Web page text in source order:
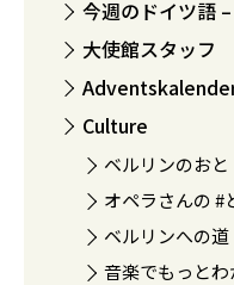
今週のドイツ語
大使館スタッフ
Culture
ベルリンのおと
オペラさんの #
ベルリンへの道
音楽でもっと